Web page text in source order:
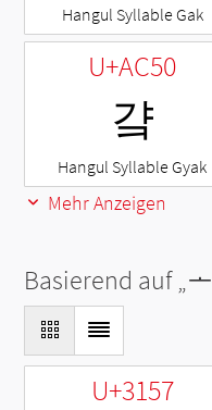
Hangul Syllable Gak
U+AC50
걐
Hangul Syllable Gyak
Mehr Anzeigen
Basierend auf „ᅩ
U+3157